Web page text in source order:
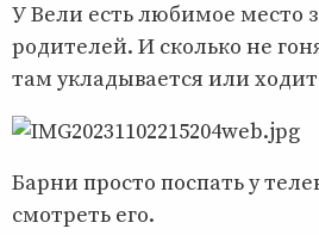
У Вели есть любимое место
родителей. И сколько не
там укладывается или
Барни просто поспать у
смотреть его.